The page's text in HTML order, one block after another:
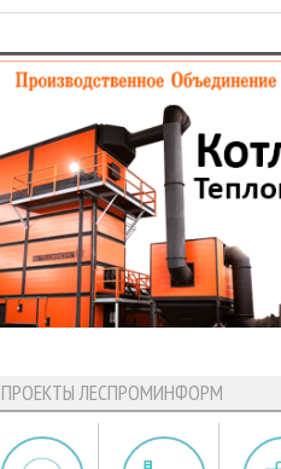
ПРОЕКТЫ ЛЕСПРОМИНФОРМ